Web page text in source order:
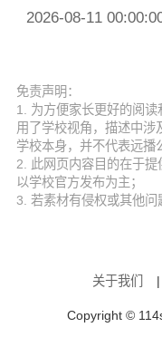
2026-08-11
免责声明：
1. 为方便家长更好的阅
用了学校视角，描述中涉
学校本身，并不代表远播
2. 此网页内容目的在于
以学校官方发布为主；
3. 若素材有侵权或其他问
关于我们 |
Copyright ©